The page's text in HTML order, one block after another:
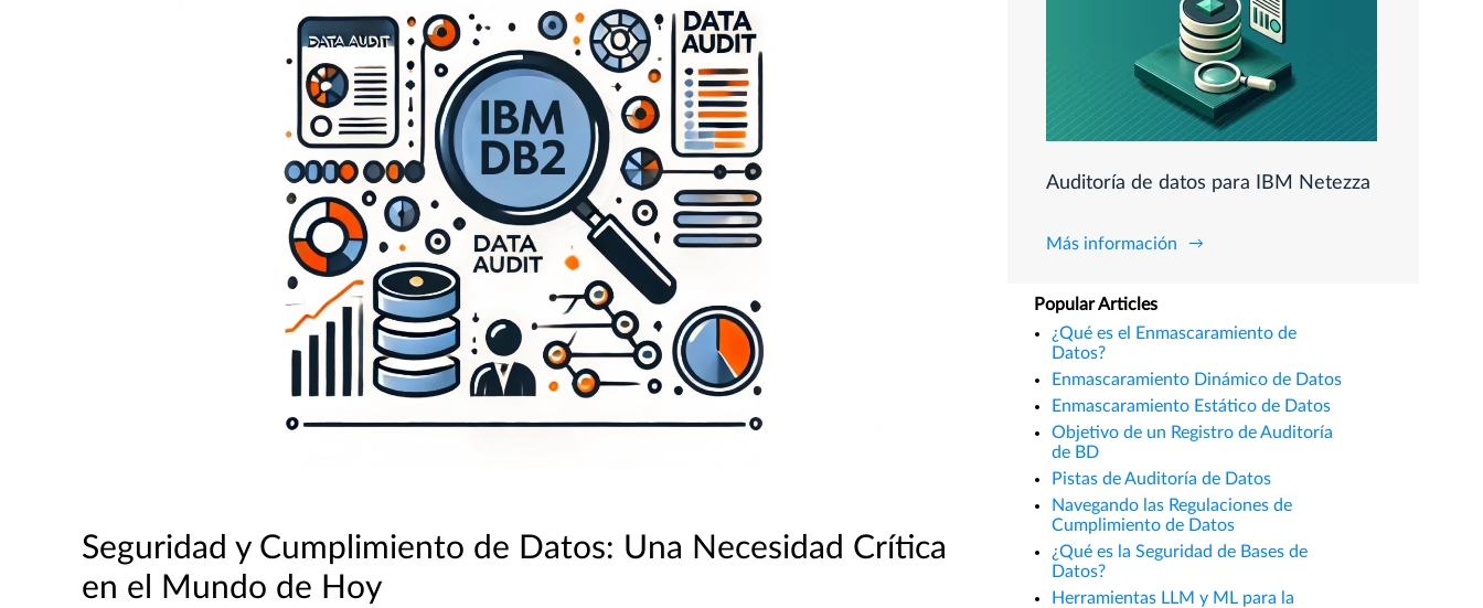
Seguridad y Cumplimiento de Datos: Una Necesidad Crítica
en el Mundo de Hoy
Auditoría de datos para IBM Netezza
Más información
Popular Articles
¿Qué es el Enmascaramiento de
Datos?
Enmascaramiento Dinámico de Datos
Enmascaramiento Estático de Datos
Objetivo de un Registro de Auditoría
de BD
Pistas de Auditoría de Datos
Navegando las Regulaciones de
Cumplimiento de Datos
¿Qué es la Seguridad de Bases de
Datos?
Herramientas LLM y ML para la